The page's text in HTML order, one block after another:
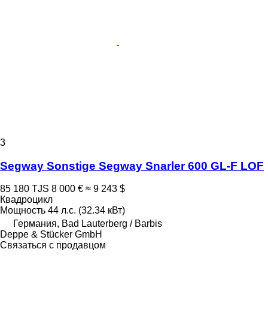
3
Segway Sonstige Segway Snarler 600 GL-F LOF
85 180 TJS 8 000 € ≈ 9 243 $
Квадроцикл
Мощность 44 л.с. (32.34 кВт)
Германия, Bad Lauterberg / Barbis
Deppe & Stücker GmbH
Связаться с продавцом